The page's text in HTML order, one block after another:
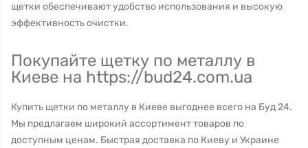
щетки обеспечивают удобство использования и высокую
эффективность очистки.
Покупайте щетку по металлу в
Киеве на https://bud24.com.ua
Купить щетки по металлу в Киеве выгоднее всего на Буд 24.
Мы предлагаем широкий ассортимент товаров по
доступным ценам. Быстрая доставка по Киеву и Украине